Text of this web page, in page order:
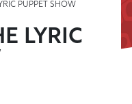
PUPPET SHOW
LYRIC